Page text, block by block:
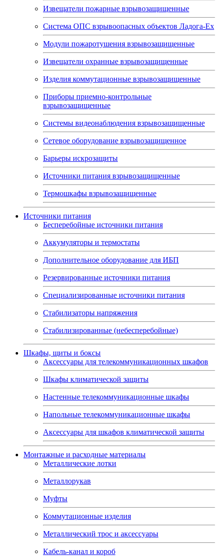
Извещатели пожарные взрывозащищенные
Система ОПС взрывоопасных объектов Ладога-Ex
Модули пожаротушения взрывозащищенные
Извещатели охранные взрывозащищенные
Изделия коммутационные взрывозащищенные
Приборы приемно-контрольные
взрывозащищенные
Системы видеонаблюдения взрывозащищенные
Сетевое оборудование взрывозащищенное
Барьеры искрозащиты
Источники питания взрывозащищенные
Термошкафы взрывозащищенные
Источники питания
Бесперебойные источники питания
Аккумуляторы и термостаты
Дополнительное оборудование для ИБП
Резервированные источники питания
Специализированные источники питания
Стабилизаторы напряжения
Стабилизированные (небесперебойные)
Шкафы, щиты и боксы
Аксессуары для телекоммуникационных шкафов
Шкафы климатической защиты
Настенные телекоммуникационные шкафы
Напольные телекоммуникационные шкафы
Аксессуары для шкафов климатической защиты
Монтажные и расходные материалы
Металлические лотки
Металлорукав
Муфты
Коммутационные изделия
Металлический трос и аксессуары
Кабель-канал и короб